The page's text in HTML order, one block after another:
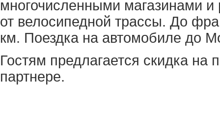
многочисленными магазинами
от велосипедной трассы. До
км. Поездка на автомобиле до
Гостям предлагается скидка на
партнере.